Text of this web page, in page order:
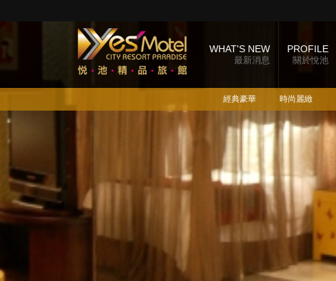
WHAT'S NEW
最新消息
PROFILE
關於悅池
經典豪華 時尚麗緻